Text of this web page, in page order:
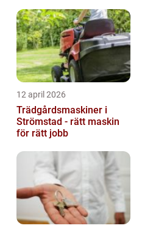
12 april 2026
Trädgårdsmaskiner i
Strömstad - rätt maskin
för rätt jobb